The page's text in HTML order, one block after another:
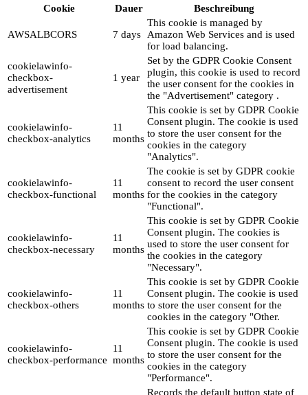
Cookie
Dauer Beschreibung
AWSALBCORS 7 days
This cookie is managed by
Amazon Web Services and is used
for load balancing.
cookielawinfo-
checkbox-
advertisement
1 year
Set by the GDPR Cookie Consent
plugin, this cookie is used to record
the user consent for the cookies in
the "Advertisement" category .
cookielawinfo-
checkbox-analytics
11
months
This cookie is set by GDPR Cookie
Consent plugin. The cookie is used
to store the user consent for the
cookies in the category
"Analytics".
cookielawinfo-
checkbox-functional
11
months
The cookie is set by GDPR cookie
consent to record the user consent
for the cookies in the category
"Functional".
cookielawinfo-
checkbox-necessary
11
months
This cookie is set by GDPR Cookie
Consent plugin. The cookies is
used to store the user consent for
the cookies in the category
"Necessary".
cookielawinfo-
checkbox-others
11
months
This cookie is set by GDPR Cookie
Consent plugin. The cookie is used
to store the user consent for the
cookies in the category "Other.
cookielawinfo-
checkbox-performance
11
months
This cookie is set by GDPR Cookie
Consent plugin. The cookie is used
to store the user consent for the
cookies in the category
"Performance".
Records the default button state of